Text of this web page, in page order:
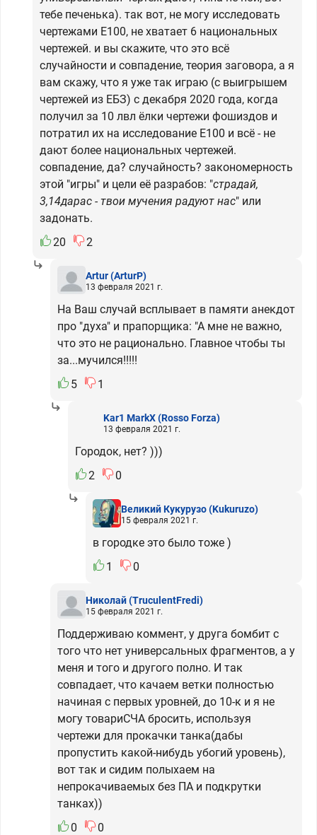
тебе печенька). так вот, не могу исследовать
чертежами Е100, не хватает 6 национальных
чертежей. и вы скажите, что это всё
случайности и совпадение, теория заговора, а я
вам скажу, что я уже так играю (с выигрышем
чертежей из ЕБЗ) с декабря 2020 года, когда
получил за 10 лвл ёлки чертежи фошиздов и
потратил их на исследование Е100 и всё - не
дают более национальных чертежей.
совпадение, да? случайность? закономерность
этой "игры" и цели её разрабов: "страдай,
3,14дарас - твои мучения радуют нас" или
задонать.
20
2
Artur(ArturP)
13 февраля 2021 г.
На Ваш случай всплывает в памяти анекдот
про "духа" и прапорщика: "А мне не важно,
что это не рационально. Главное чтобы ты
за...мучился!!!!!
5
1
Kar1 MarkX(Rosso Forza)
13 февраля 2021 г.
Городок, нет? )))
2
0
Великий Кукурузо(Kukuruzo)
15 февраля 2021 г.
в городке это было тоже )
1
0
Николай(TruculentFredi)
15 февраля 2021 г.
Поддерживаю коммент, у друга бомбит с
того что нет универсальных фрагментов, а у
меня и того и другого полно. И так
совпадает, что качаем ветки полностью
начиная с первых уровней, до 10-к и я не
могу товариСЧА бросить, используя
чертежи для прокачки танка(дабы
пропустить какой-нибудь убогий уровень),
вот так и сидим полыхаем на
непрокачиваемых без ПА и подкрутки
танках))
0
0